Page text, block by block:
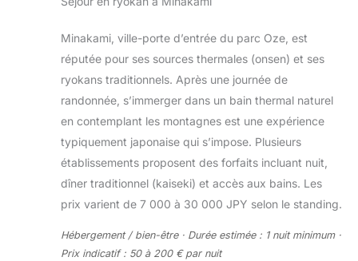
Minakami, ville-porte d’entrée du parc Oze, est
réputée pour ses sources thermales (onsen) et ses
ryokans traditionnels. Après une journée de
randonnée, s’immerger dans un bain thermal naturel
en contemplant les montagnes est une expérience
typiquement japonaise qui s’impose. Plusieurs
établissements proposent des forfaits incluant nuit,
dîner traditionnel (kaiseki) et accès aux bains. Les
prix varient de 7 000 à 30 000 JPY selon le standing.
Hébergement / bien-être · Durée estimée : 1 nuit minimum ·
Prix indicatif : 50 à 200 € par nuit